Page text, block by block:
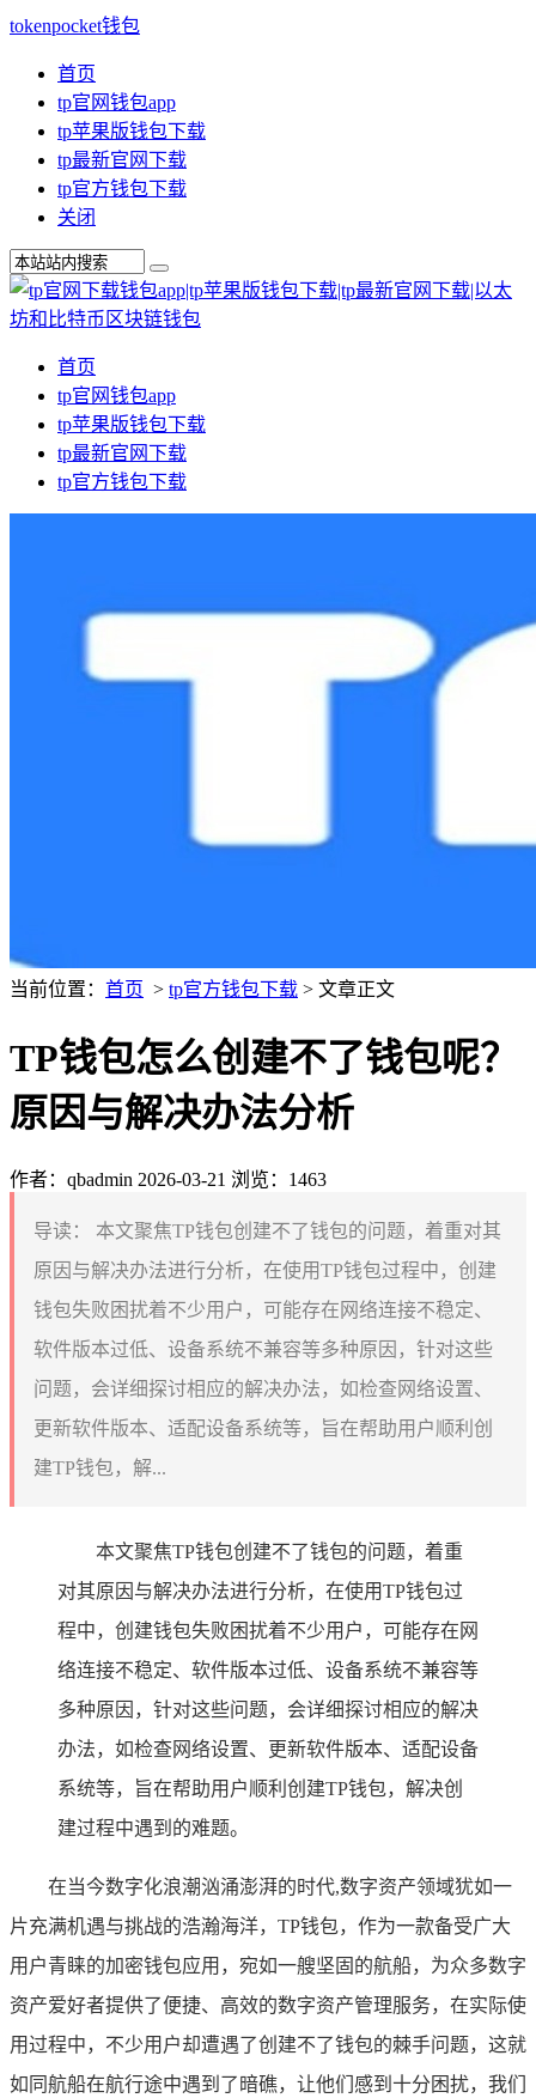
tokenpocket钱包
首页
tp官网钱包app
tp苹果版钱包下载
tp最新官网下载
tp官方钱包下载
关闭
首页
tp官网钱包app
tp苹果版钱包下载
tp最新官网下载
tp官方钱包下载
当前位置： 首页 > tp官方钱包下载 > 文章正文
TP钱包怎么创建不了钱包呢？
原因与解决办法分析
作者：qbadmin 2026-03-21 浏览：1463
导读：
本文聚焦TP钱包创建不了钱包的问题，着重对其
原因与解决办法进行分析，在使用TP钱包过程中，创建
钱包失败困扰着不少用户，可能存在网络连接不稳定、
软件版本过低、设备系统不兼容等多种原因，针对这些
问题，会详细探讨相应的解决办法，如检查网络设置、
更新软件版本、适配设备系统等，旨在帮助用户顺利创
建TP钱包，解...
本文聚焦TP钱包创建不了钱包的问题，着重
对其原因与解决办法进行分析，在使用TP钱包过
程中，创建钱包失败困扰着不少用户，可能存在网
络连接不稳定、软件版本过低、设备系统不兼容等
多种原因，针对这些问题，会详细探讨相应的解决
办法，如检查网络设置、更新软件版本、适配设备
系统等，旨在帮助用户顺利创建TP钱包，解决创
建过程中遇到的难题。
在当今数字化浪潮汹涌澎湃的时代,数字资产领域犹如一
片充满机遇与挑战的浩瀚海洋，TP钱包，作为一款备受广大
用户青睐的加密钱包应用，宛如一艘坚固的航船，为众多数字
资产爱好者提供了便捷、高效的数字资产管理服务，在实际使
用过程中，不少用户却遭遇了创建不了钱包的棘手问题，这就
如同航船在航行途中遇到了暗礁，让他们感到十分困扰，我们